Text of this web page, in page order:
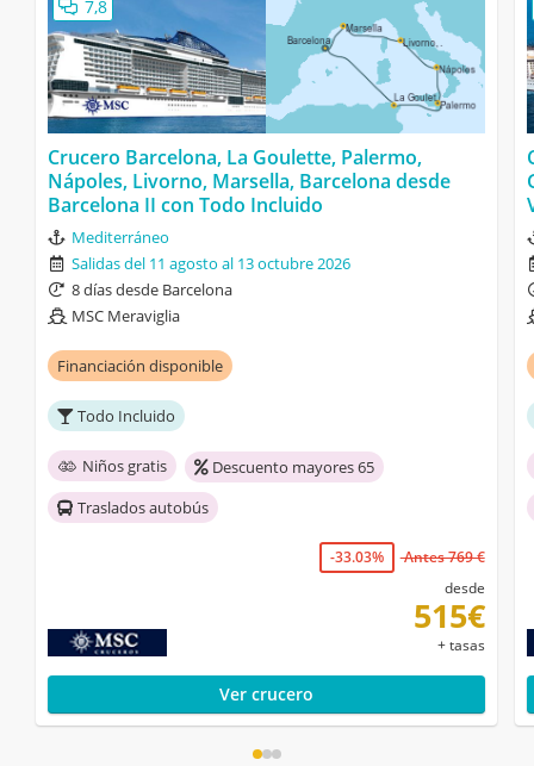
7,8
Crucero Barcelona, La Goulette, Palermo,
Nápoles, Livorno, Marsella, Barcelona desde
Barcelona II con Todo Incluido
Mediterráneo
Salidas del 11 agosto al 13 octubre 2026
8 días desde Barcelona
MSC Meraviglia
Financiación disponible
Todo Incluido
Niños gratis
Descuento mayores 65
Traslados autobús
-33.03%
Antes 769 €
desde
515€
+ tasas
Ver crucero